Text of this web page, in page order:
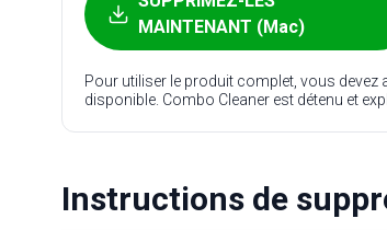
MAINTENANT (Mac)
Pour utiliser le produit complet, vous devez
disponible. Combo Cleaner est détenu et
Instructions de